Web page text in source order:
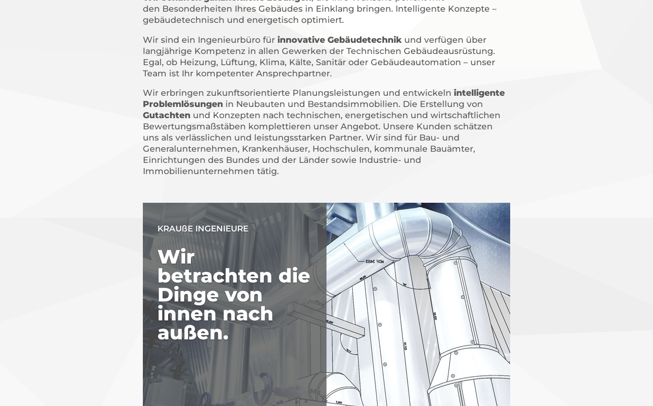
den Besonderheiten Ihres Gebäudes in Einklang bringen. Intelligente Konzepte –
gebäudetechnisch und energetisch optimiert.
Wir sind ein Ingenieurbüro für innovative Gebäudetechnik und verfügen über
langjährige Kompetenz in allen Gewerken der Technischen Gebäudeausrüstung.
Egal, ob Heizung, Lüftung, Klima, Kälte, Sanitär oder Gebäudeautomation – unser
Team ist Ihr kompetenter Ansprechpartner.
Wir erbringen zukunftsorientierte Planungsleistungen und entwickeln intelligente
Problemlösungen in Neubauten und Bestandsimmobilien. Die Erstellung von
Gutachten und Konzepten nach technischen, energetischen und wirtschaftlichen
Bewertungsmaßstäben komplettieren unser Angebot. Unsere Kunden schätzen
uns als verlässlichen und leistungsstarken Partner. Wir sind für Bau- und
Generalunternehmen, Krankenhäuser, Hochschulen, kommunale Bauämter,
Einrichtungen des Bundes und der Länder sowie Industrie- und
Immobilienunternehmen tätig.
KRAUßE INGENIEURE
Wir
betrachten die
Dinge von
innen nach
außen.